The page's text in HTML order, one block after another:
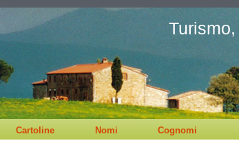
Cartoline Nomi Cognomi